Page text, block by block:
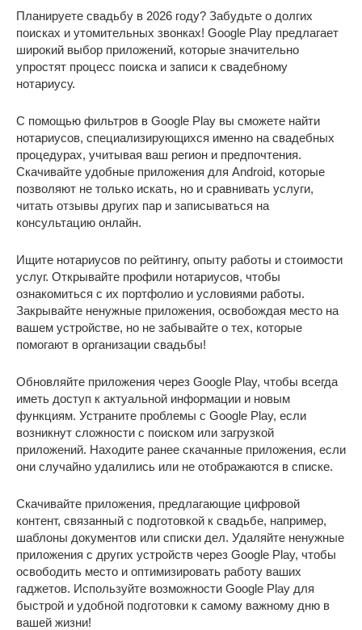
Планируете свадьбу в 2026 году? Забудьте о долгих
поисках и утомительных звонках! Google Play предлагает
широкий выбор приложений, которые значительно
упростят процесс поиска и записи к свадебному
нотариусу.
С помощью фильтров в Google Play вы сможете найти
нотариусов, специализирующихся именно на свадебных
процедурах, учитывая ваш регион и предпочтения.
Скачивайте удобные приложения для Android, которые
позволяют не только искать, но и сравнивать услуги,
читать отзывы других пар и записываться на
консультацию онлайн.
Ищите нотариусов по рейтингу, опыту работы и стоимости
услуг. Открывайте профили нотариусов, чтобы
ознакомиться с их портфолио и условиями работы.
Закрывайте ненужные приложения, освобождая место на
вашем устройстве, но не забывайте о тех, которые
помогают в организации свадьбы!
Обновляйте приложения через Google Play, чтобы всегда
иметь доступ к актуальной информации и новым
функциям. Устраните проблемы с Google Play, если
возникнут сложности с поиском или загрузкой
приложений. Находите ранее скачанные приложения, если
они случайно удалились или не отображаются в списке.
Скачивайте приложения, предлагающие цифровой
контент, связанный с подготовкой к свадьбе, например,
шаблоны документов или списки дел. Удаляйте ненужные
приложения с других устройств через Google Play, чтобы
освободить место и оптимизировать работу ваших
гаджетов. Используйте возможности Google Play для
быстрой и удобной подготовки к самому важному дню в
вашей жизни!